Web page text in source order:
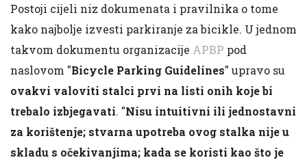
Postoji cijeli niz dokumenata i pravilnika o tome
kako najbolje izvesti parkiranje za bicikle. U jednom
takvom dokumentu organizacije APBP pod
naslovom "Bicycle Parking Guidelines" upravo su
ovakvi valoviti stalci prvi na listi onih koje bi
trebalo izbjegavati. "Nisu intuitivni ili jednostavni
za korištenje; stvarna upotreba ovog stalka nije u
skladu s očekivanjima; kada se koristi kao što je